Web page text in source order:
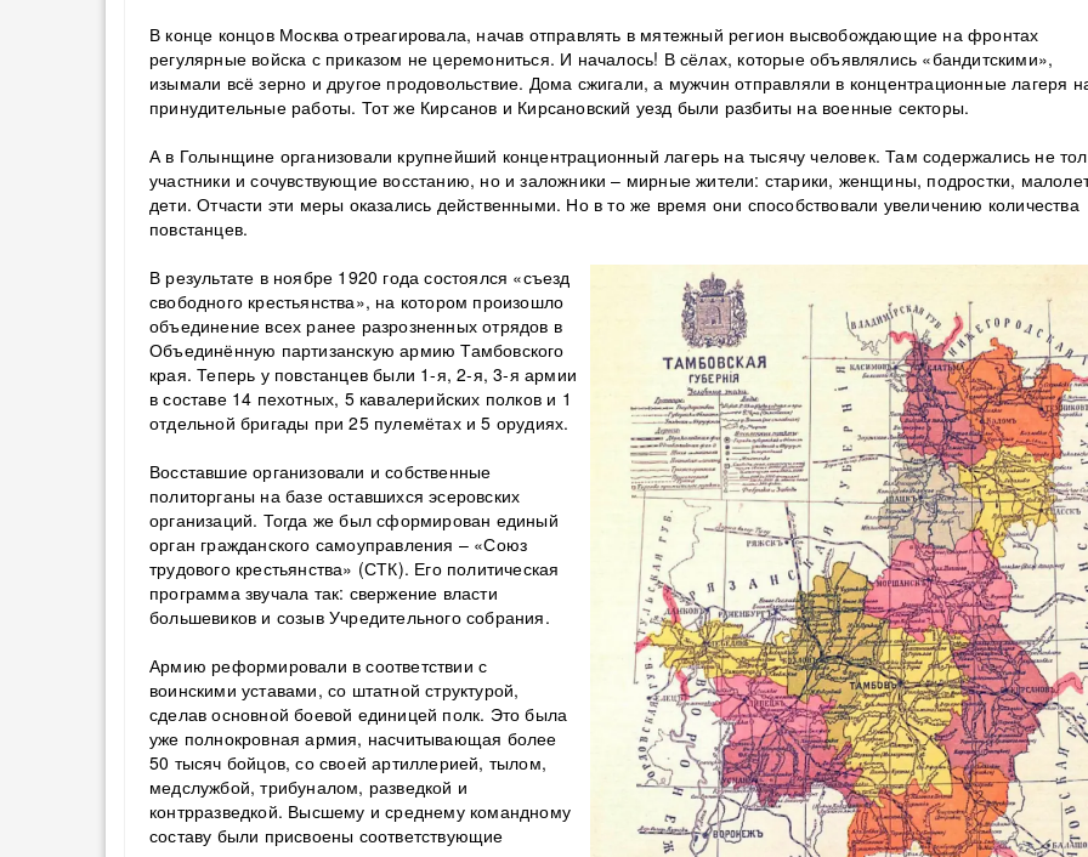
В конце концов Москва отреагировала, начав отправлять в мятежный регион высвобождающие на фронтах
регулярные войска с приказом не церемониться. И началось! В сёлах, которые объявлялись «бандитскими»,
изымали всё зерно и другое продовольствие. Дома сжигали, а мужчин отправляли в концентрационные лагеря
принудительные работы. Тот же Кирсанов и Кирсановский уезд были разбиты на военные секторы.
А в Голынщине организовали крупнейший концентрационный лагерь на тысячу человек. Там содержались не
участники и сочувствующие восстанию, но и заложники – мирные жители: старики, женщины, подростки,
дети. Отчасти эти меры оказались действенными. Но в то же время они способствовали увеличению количества
повстанцев.
В результате в ноябре 1920 года состоялся «съезд
свободного крестьянства», на котором произошло
объединение всех ранее разрозненных отрядов в
Объединённую партизанскую армию Тамбовского
края. Теперь у повстанцев были 1-я, 2-я, 3-я армии
в составе 14 пехотных, 5 кавалерийских полков и 1
отдельной бригады при 25 пулемётах и 5 орудиях.
Восставшие организовали и собственные
политорганы на базе оставшихся эсеровских
организаций. Тогда же был сформирован единый
орган гражданского самоуправления – «Союз
трудового крестьянства» (СТК). Его политическая
программа звучала так: свержение власти
большевиков и созыв Учредительного собрания.
Армию реформировали в соответствии с
воинскими уставами, со штатной структурой,
сделав основной боевой единицей полк. Это была
уже полнокровная армия, насчитывающая более
50 тысяч бойцов, со своейартиллерией, тылом,
медслужбой, трибуналом, разведкой и
контрразведкой. Высшему и среднему командному
составу были присвоены соответствующие